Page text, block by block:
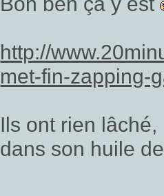
http://
met-fin-zapping-
Ils ont rien
dans son huile